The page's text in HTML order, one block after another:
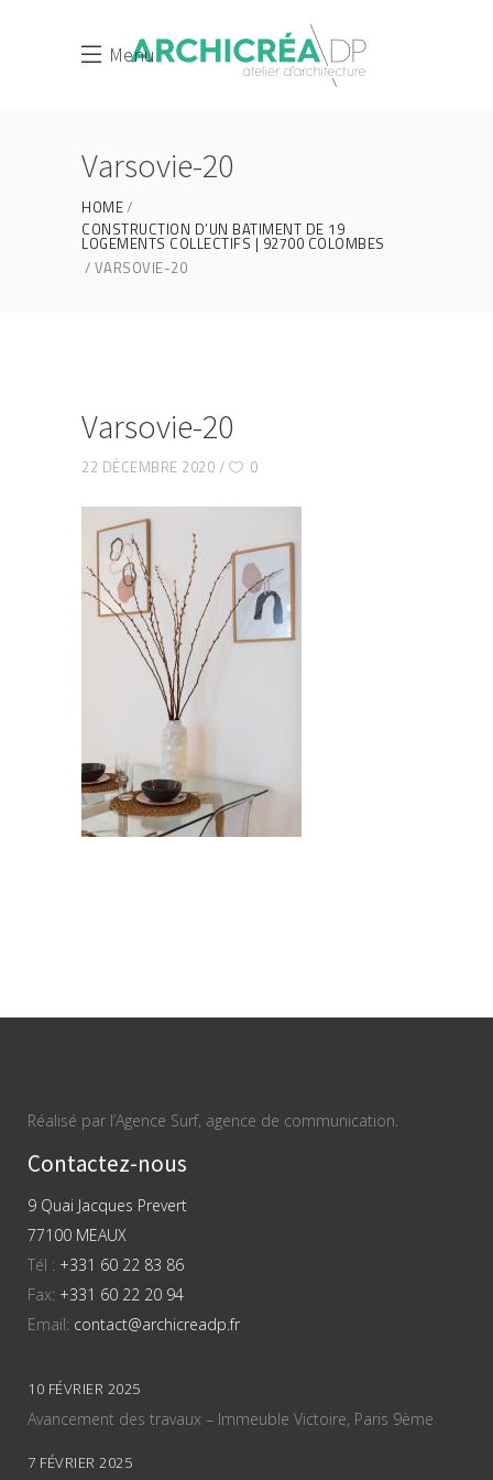
Menu
Varsovie-20
HOME
CONSTRUCTION D’UN BATIMENT DE 19
LOGEMENTS COLLECTIFS | 92700 COLOMBES
VARSOVIE-20
Varsovie-20
22 DÉCEMBRE 2020 0
Réalisé par l’Agence Surf, agence de communication.
Contactez-nous
9 Quai Jacques Prevert
77100 MEAUX
Tél : +331 60 22 83 86
Fax: +331 60 22 20 94
Email: contact@archicreadp.fr
10 FÉVRIER 2025
Avancement des travaux – Immeuble Victoire, Paris 9ème
7 FÉVRIER 2025